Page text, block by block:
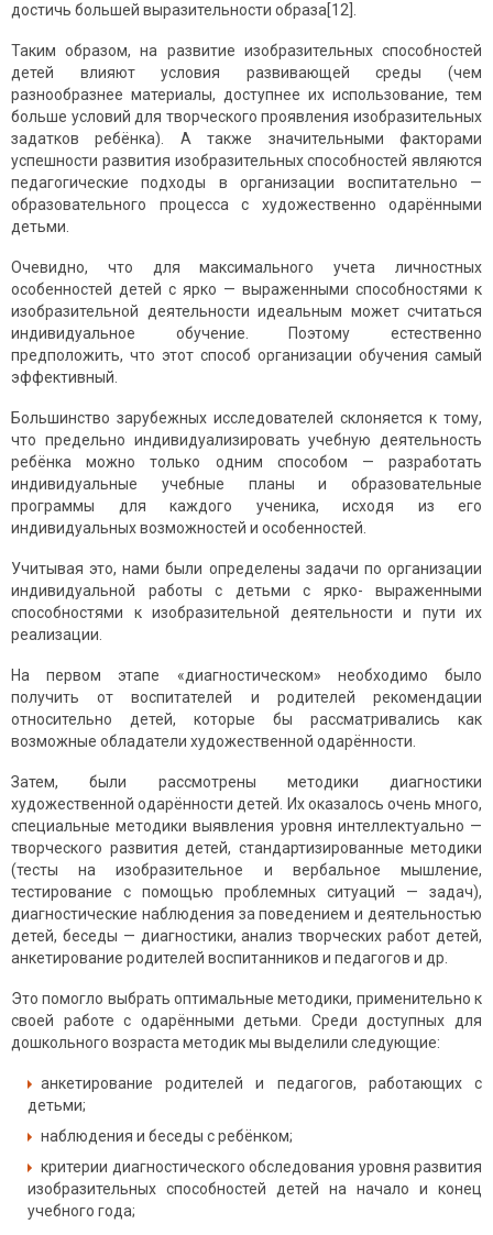
достичь большей выразительности образа[12].
Таким образом, на развитие изобразительных способностей
детей влияют условия развивающей среды (чем
разнообразнее материалы, доступнее их использование, тем
больше условий для творческого проявления изобразительных
задатков ребёнка). А также значительными факторами
успешности развития изобразительных способностей являются
педагогические подходы в организации воспитательно —
образовательного процесса с художественно одарёнными
детьми.
Очевидно, что для максимального учета личностных
особенностей детей с ярко — выраженными способностями к
изобразительной деятельности идеальным может считаться
индивидуальное обучение. Поэтому естественно
предположить, что этот способ организации обучения самый
эффективный.
Большинство зарубежных исследователей склоняется к тому,
что предельно индивидуализировать учебную деятельность
ребёнка можно только одним способом — разработать
индивидуальные учебные планы и образовательные
программы для каждого ученика, исходя из его
индивидуальных возможностей и особенностей.
Учитывая это, нами были определены задачи по организации
индивидуальной работы с детьми с ярко- выраженными
способностями к изобразительной деятельности и пути их
реализации.
На первом этапе «диагностическом» необходимо было
получить от воспитателей и родителей рекомендации
относительно детей, которые бы рассматривались как
возможные обладатели художественной одарённости.
Затем, были рассмотрены методики диагностики
художественной одарённости детей. Их оказалось очень много,
специальные методики выявления уровня интеллектуально —
творческого развития детей, стандартизированные методики
(тесты на изобразительное и вербальное мышление,
тестирование с помощью проблемных ситуаций — задач),
диагностические наблюдения за поведением и деятельностью
детей, беседы — диагностики, анализ творческих работ детей,
анкетирование родителей воспитанников и педагогов и др.
Это помогло выбрать оптимальные методики, применительно к
своей работе с одарёнными детьми. Среди доступных для
дошкольного возраста методик мы выделили следующие:
анкетирование родителей и педагогов, работающих с
детьми;
наблюдения и беседы с ребёнком;
критерии диагностического обследования уровня развития
изобразительных способностей детей на начало и конец
учебного года;